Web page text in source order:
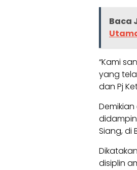
Baca
“Kami
yang
dan Pj
Demikian
Siang, di
disiplin